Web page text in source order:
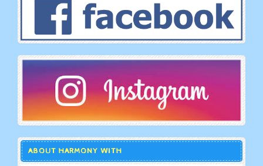
ABOUT HARMONY WITH